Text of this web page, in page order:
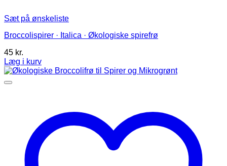
Sæt på ønskeliste
Broccolispirer · Italica · Økologiske spirefrø
45 kr.
Læg i kurv
Dette
vare
Mulighederne
varesiden